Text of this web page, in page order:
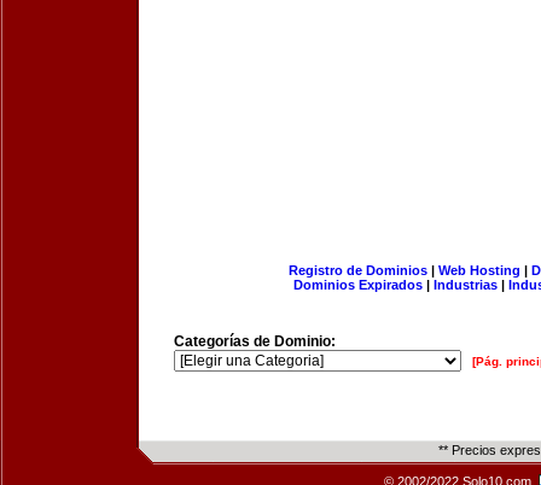
Registro de Dominios| Web Hosting |
Dominios Expirados | Industrias |
Categorías de Dominio:
[Pág.
** Precios
© 2002/2022 Solo10.com